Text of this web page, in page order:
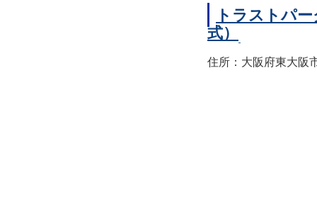
トラストパ
式）
住所：大阪府東大阪